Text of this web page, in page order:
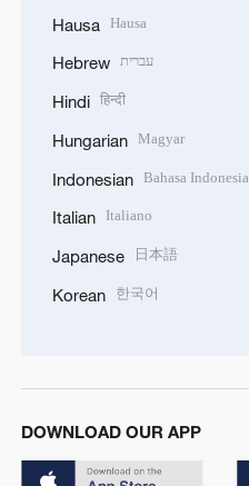
Hausa Hausa
Hebrew עברית
Hindi हिन्दी
Hungarian Magyar
Indonesian Bahasa Indonesia
Italian Italiano
Japanese 日本語
Korean 한국어
DOWNLOAD OUR APP